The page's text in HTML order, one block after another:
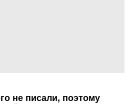
не писали, поэтому